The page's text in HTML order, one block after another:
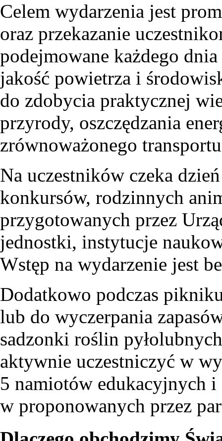
Celem wydarzenia jest
oraz przekazanie
podejmowane każdego
jakość powietrza i
do zdobycia praktycznej
przyrody, oszczędzania
zrównoważonego
Na uczestników czeka
konkursów, rodzinnych
przygotowanych przez
jednostki, instytucje
Wstęp na wydarzenie jest
Dodatkowo podczas
lub do wyczerpania
sadzonki roślin
aktywnie uczestniczyć w
5 namiotów edukacyjnych i
w proponowanych przez